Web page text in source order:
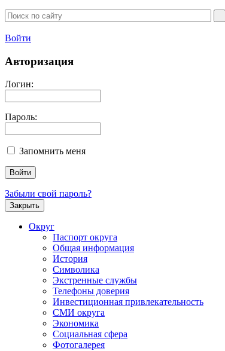
Войти
Авторизация
Логин:
Пароль:
Запомнить меня
Забыли свой пароль?
Закрыть
Округ
Паспорт округа
Общая информация
История
Символика
Экстренные службы
Телефоны доверия
Инвестиционная привлекательность
СМИ округа
Экономика
Социальная сфера
Фотогалерея